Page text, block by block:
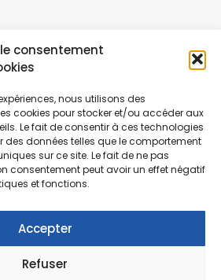
consentement
nous utilisons des
cookies pour stocker et/ou accéder aux
Le fait de consentir à ces technologies
des données telles que le comportement
sur ce site. Le fait de ne pas
consentement peut avoir un effet négatif
et fonctions.
Accepter
Refuser
sur les réseaux
de l’équipe ou
de nos dernières
Meuble